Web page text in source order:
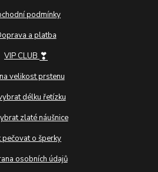
podmínky
a platba
VIP CLUB ❣
velikost prstenu
délku řetízku
zlaté náušnice
pečovat o šperky
osobních údajů